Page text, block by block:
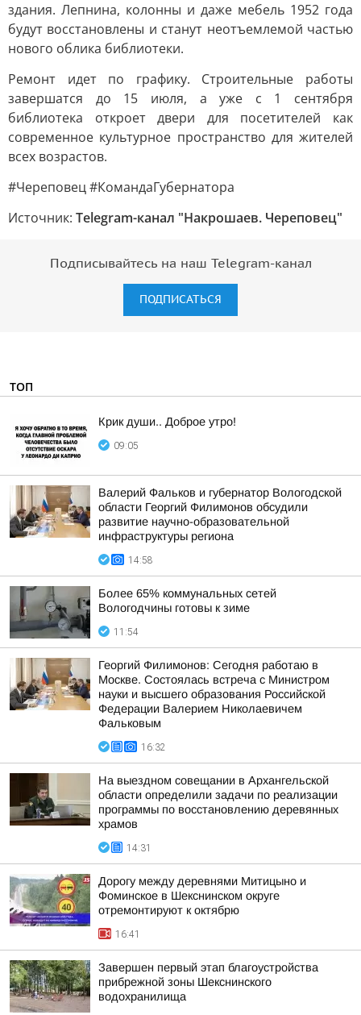
здания. Лепнина, колонны и даже мебель 1952 года
будут восстановлены и станут неотъемлемой частью
нового облика библиотеки.
Ремонт идет по графику. Строительные работы
завершатся до 15 июля, а уже с 1 сентября
библиотека откроет двери для посетителей как
современное культурное пространство для жителей
всех возрастов.
#Череповец #КомандаГубернатора
Источник: Telegram-канал "Накрошаев. Череповец"
Подписывайтесь на наш Telegram-канал
ПОДПИСАТЬСЯ
ТОП
Крик души.. Доброе утро!
09:05
Валерий Фальков и губернатор Вологодской
области Георгий Филимонов обсудили
развитие научно-образовательной
инфраструктуры региона
14:58
Более 65% коммунальных сетей
Вологодчины готовы к зиме
11:54
Георгий Филимонов: Сегодня работаю в
Москве. Состоялась встреча с Министром
науки и высшего образования Российской
Федерации Валерием Николаевичем
Фальковым
16:32
На выездном совещании в Архангельской
области определили задачи по реализации
программы по восстановлению деревянных
храмов
14:31
Дорогу между деревнями Митицыно и
Фоминское в Шекснинском округе
отремонтируют к октябрю
16:41
Завершен первый этап благоустройства
прибрежной зоны Шекснинского
водохранилища